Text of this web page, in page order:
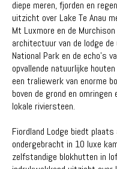
diepe meren, fjorden en
uitzicht over Lake Te Anau
Mt Luxmore en de
architectuur van de lodge
National Park en de echo's
opvallende natuurlijke
een traliewerk van enorme
boven de grond en
lokale riviersteen.
Fiordland Lodge biedt
ondergebracht in 10 luxe
zelfstandige blokhutten in